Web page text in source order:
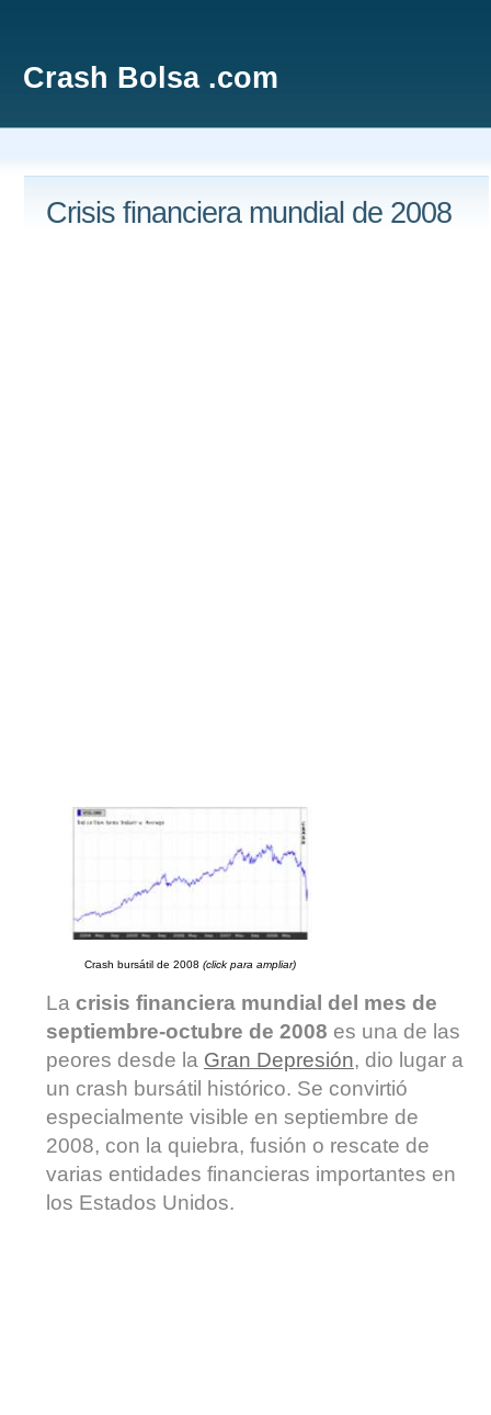
Crash Bolsa .com
Crisis financiera mundial de 2008
Crash bursátil de 2008(click para ampliar)
La crisis financiera mundial del mes de
septiembre-octubre de 2008 es una de las
peores desde la Gran Depresión, dio lugar a
un crash bursátil histórico. Se convirtió
especialmente visible en septiembre de
2008, con la quiebra, fusión o rescate de
varias entidades financieras importantes en
los Estados Unidos.